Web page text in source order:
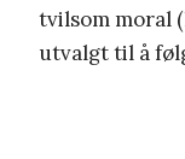
tvilsom moral
utvalgt til å